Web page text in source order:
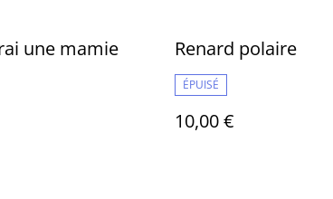
une mamie Renard polaire
ÉPUISÉ
10,00 €